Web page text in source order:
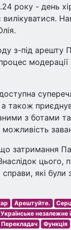
року - день
з-під
також
з ботами
затримання
які
Арештуйте.
Українське незалежне
Перекладач Функція